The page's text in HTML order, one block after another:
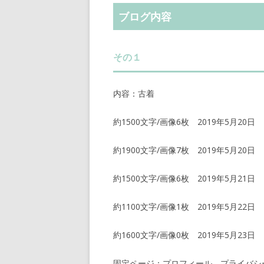
ブログ内容
その１
内容：古着
約1500文字/画像6枚 2019年5月20日
約1900文字/画像7枚 2019年5月20日
約1500文字/画像6枚 2019年5月21日
約1100文字/画像1枚 2019年5月22日
約1600文字/画像0枚 2019年5月23日